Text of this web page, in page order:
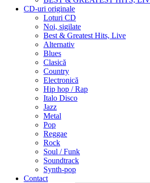
CD-uri originale
Loturi CD
Noi, sigilate
Best & Greatest Hits, Live
Alternativ
Blues
Clasică
Country
Electronică
Hip hop / Rap
Italo Disco
Jazz
Metal
Pop
Reggae
Rock
Soul / Funk
Soundtrack
Synth-pop
Contact